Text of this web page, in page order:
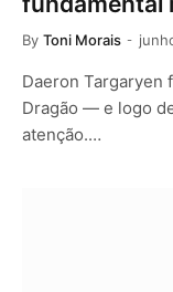
By Toni Morais
Daeron Targaryen
Dragão — e logo
atenção.…